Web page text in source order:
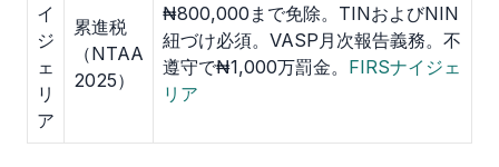
イ
ジ
ェ
リ
ア
累進税
（NTAA
2025）
₦800,000まで免除。TINおよびNIN
紐づけ必須。VASP月次報告義務。不
遵守で₦1,000万罰金。 FIRSナイジェ
リア